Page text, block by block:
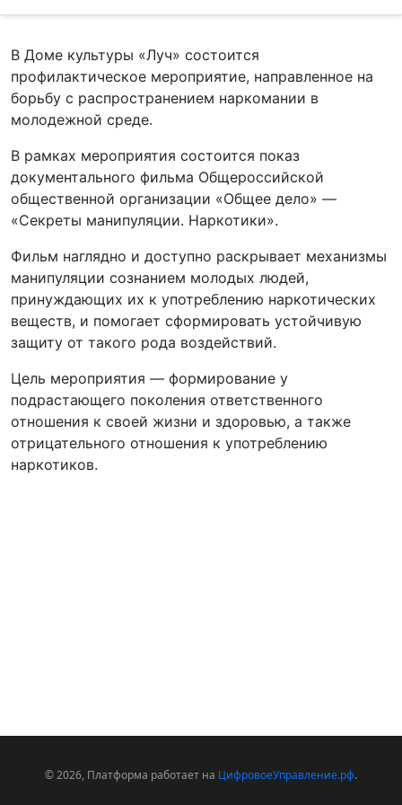
В Доме культуры «Луч» состоится
профилактическое мероприятие, направленное на
борьбу с распространением наркомании в
молодежной среде.
В рамках мероприятия состоится показ
документального фильма Общероссийской
общественной организации «Общее дело» —
«Секреты манипуляции. Наркотики».
Фильм наглядно и доступно раскрывает механизмы
манипуляции сознанием молодых людей,
принуждающих их к употреблению наркотических
веществ, и помогает сформировать устойчивую
защиту от такого рода воздействий.
Цель мероприятия — формирование у
подрастающего поколения ответственного
отношения к своей жизни и здоровью, а также
отрицательного отношения к употреблению
наркотиков.
© 2026, Платформа работает на ЦифровоеУправление.рф.